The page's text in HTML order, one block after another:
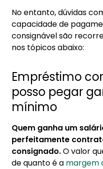
1.2. Como
1.3. Qual a
1.4. Valor total do
e cartão consignado
2.1. Margem do
3. Simulador de
4. Empréstimo
quem ganha salário
4.1. Dicas para
No entanto, dúvidas
capacidade de
consignável são
nos tópicos abaixo:
Empréstimo
posso pegar
mínimo
Quem ganha um
perfeitamente
consignado.O valor
de quanto é a margem